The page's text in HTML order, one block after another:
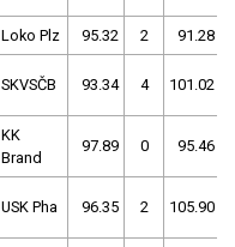
Loko Plz 95.32 2 91.28
SKVSČB 93.34 4 101.02
KK
Brand
97.89 0 95.46
USK Pha 96.35 2 105.90